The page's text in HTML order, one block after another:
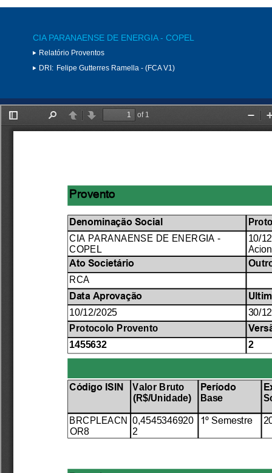
CIA PARANAENSE DE ENERGIA - COPEL
Relatório Proventos
DRI: Felipe Gutterres Ramella - (FCA V1)